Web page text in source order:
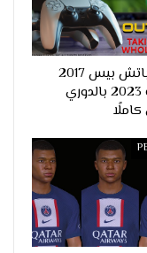
تحميل باتش بيس 2017
انتقالات 2023 بالدوري